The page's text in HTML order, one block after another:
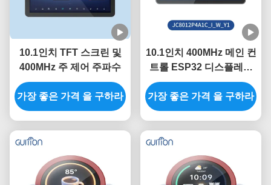
10.1인치 TFT 스크린 및
400MHz 주 제어 주파수
가장 좋은 가격 을 구하라
10.1인치 400MHz 메인 컨
트롤 ESP32 디스플레이
모듈 320인치 밝기와
800*1280 해상도 필요
가장 좋은 가격 을 구하라